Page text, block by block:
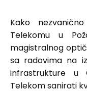
Kako
Telekomu u
magistralnog
sa radovima na
infrastrukture u
Telekom sanirati